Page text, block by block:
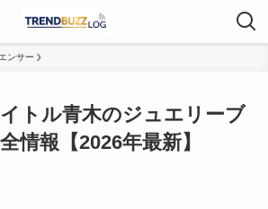
ンサー
トル青木のジュエリーブ
情報【2026年最新】